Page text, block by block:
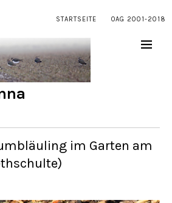
STARTSEITE OAG 2001-2018
im Garten am